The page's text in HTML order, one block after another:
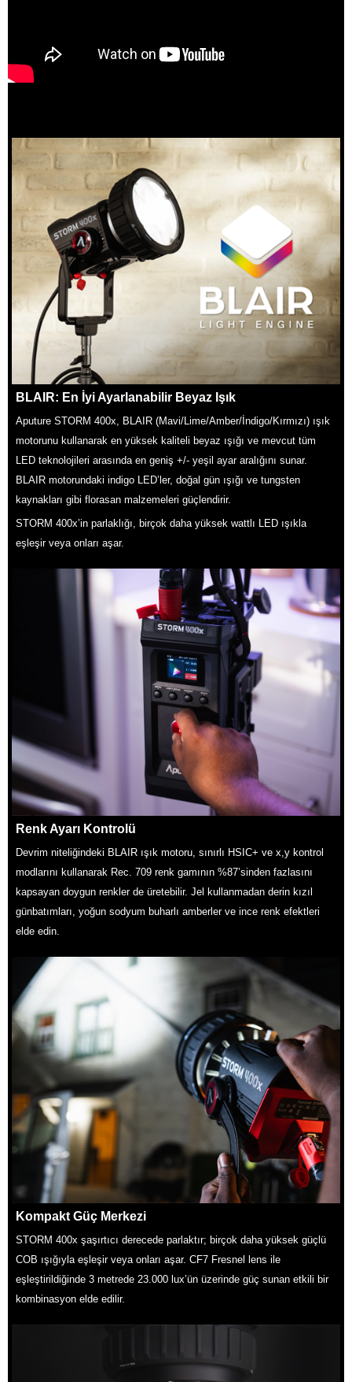
BLAIR: En İyi Ayarlanabilir Beyaz Işık
Aputure STORM 400x, BLAIR (Mavi/Lime/Amber/İndigo/Kırmızı) ışık
motorunu kullanarak en yüksek kaliteli beyaz ışığı ve mevcut tüm
LED teknolojileri arasında en geniş +/- yeşil ayar aralığını sunar.
BLAIR motorundaki indigo LED’ler, doğal gün ışığı ve tungsten
kaynakları gibi florasan malzemeleri güçlendirir.
STORM 400x’in parlaklığı, birçok daha yüksek wattlı LED ışıkla
eşleşir veya onları aşar.
Renk Ayarı Kontrolü
Devrim niteliğindeki BLAIR ışık motoru, sınırlı HSIC+ ve x,y kontrol
modlarını kullanarak Rec. 709 renk gamının %87’sinden fazlasını
kapsayan doygun renkler de üretebilir. Jel kullanmadan derin kızıl
günbatımları, yoğun sodyum buharlı amberler ve ince renk efektleri
elde edin.
Kompakt Güç Merkezi
STORM 400x şaşırtıcı derecede parlaktır; birçok daha yüksek güçlü
COB ışığıyla eşleşir veya onları aşar. CF7 Fresnel lens ile
eşleştirildiğinde 3 metrede 23.000 lux’ün üzerinde güç sunan etkili bir
kombinasyon elde edilir.